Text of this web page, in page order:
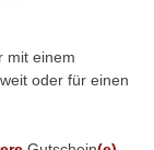
mit einem
oder für einen